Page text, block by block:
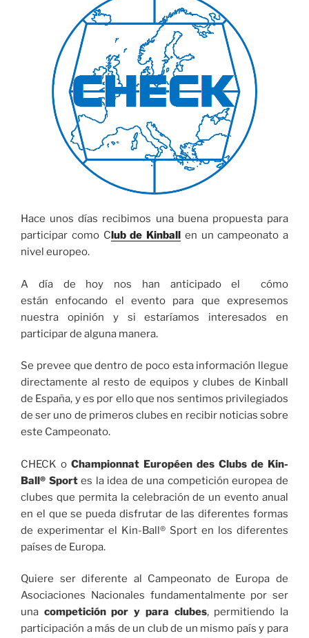
Hace unos días recibimos una buena propuesta para
participar como C lub de Kinball
en un campeonato a
nivel europeo.
A día de hoy nos han anticipado el cómo
están enfocando el evento para que expresemos
nuestra opinión y si estaríamos interesados en
participar de alguna manera.
Se prevee que dentro de poco esta información llegue
directamente al resto de equipos y clubes de Kinball
de España, y es por ello que nos sentimos privilegiados
de ser uno de primeros clubes en recibir noticias sobre
este Campeonato.
CHECK o Championnat Européen des Clubs de Kin-
Ball® Sportes la idea de una competición europea de
clubes que permita la celebración de un evento anual
en el que se pueda disfrutar de las diferentes formas
de experimentar el Kin-Ball® Sport en los diferentes
países de Europa.
Quiere ser diferente al Campeonato de Europa de
Asociaciones Nacionales fundamentalmente por ser
una competición por y para clubes, permitiendo la
participación a más de un club de un mismo país y para